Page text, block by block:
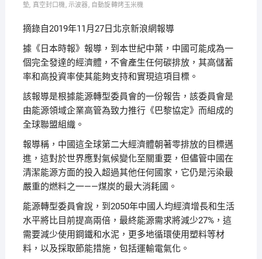
墊, 真空封口機, 示波器, 自動旋轉烤玉米機
摘錄自2019年11月27日北京新浪網報導
據《日本時報》報導，到本世紀中葉，中國可能成為一
個完全發達的經濟體，不會產生任何碳排放，其高儲蓄
率和高投資率使其能夠支持和實現這項目標。
該報導是根據能源轉型委員會的一份報告，該委員會是
由能源領域企業高管為致力推行《巴黎協定》而組成的
全球聯盟組織。
報導稱，中國這全球第二大經濟體朝著零排放的目標邁
進，這對於世界應對氣候變化至關重要，但儘管中國在
清潔能源方面的投入超過其他任何國家，它仍是污染最
嚴重的燃料之一——煤炭的最大消耗國。
能源轉型委員會說，到2050年中國人均經濟增長和生活
水平將比目前提高兩倍，最終能源需求將減少27%，這
需要減少使用鋼鐵和水泥，更多地循環使用塑料等材
料，以及採取節能措施，包括運輸電氣化。